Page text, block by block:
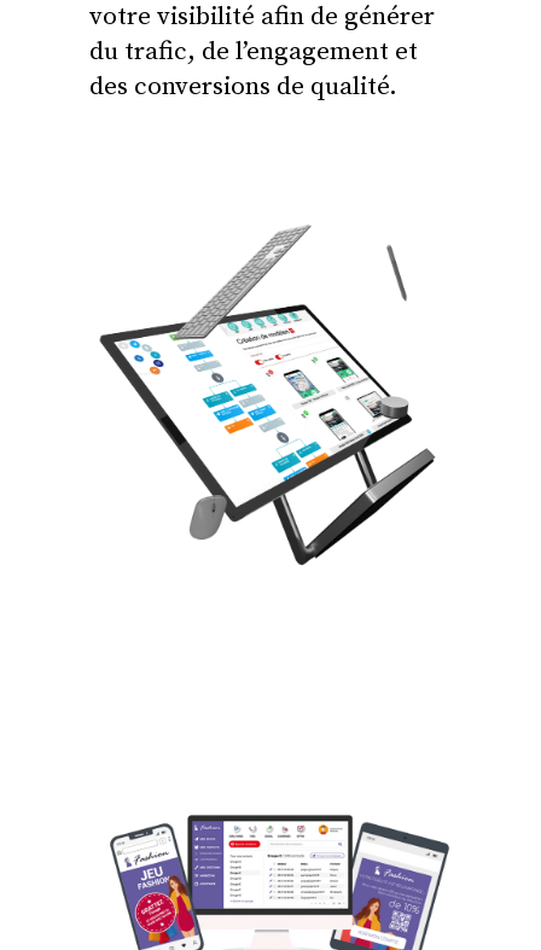
votre visibilité afin de générer
du trafic, de l’engagement et
des conversions de qualité.